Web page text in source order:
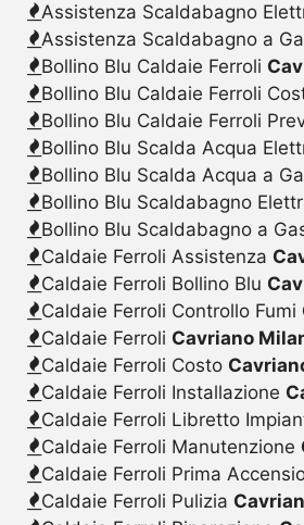
Assistenza Scaldabagno
Assistenza Scaldabagno a
Bollino Blu Caldaie Ferroli
Bollino Blu Caldaie Ferroli
Bollino Blu Caldaie Ferroli
Bollino Blu Scalda Acqua
Bollino Blu Scalda Acqua a
Bollino Blu Scaldabagno
Bollino Blu Scaldabagno a
Caldaie Ferroli Assistenza
Caldaie Ferroli Bollino Blu
Caldaie Ferroli Controllo Fumi
Caldaie Ferroli Cavriano
Caldaie Ferroli Costo
Caldaie Ferroli Installazione
Caldaie Ferroli Libretto
Caldaie Ferroli Manutenzione
Caldaie Ferroli Prima
Caldaie Ferroli Pulizia